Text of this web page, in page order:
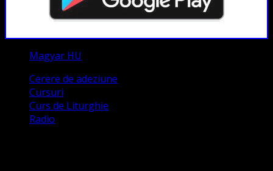
Magyar HU
Cerere de adeziune
Cursuri
Curs de Liturghie
Radio